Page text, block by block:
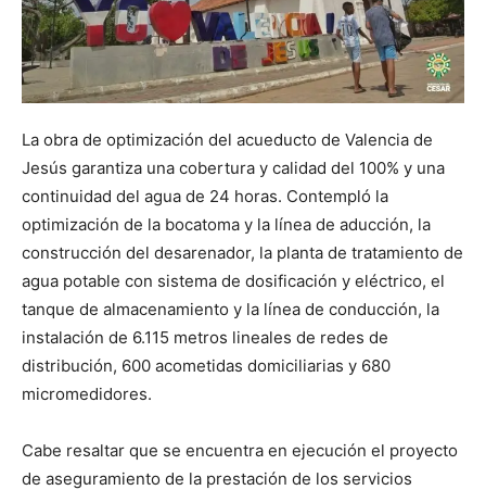
La obra de optimización del acueducto de Valencia de
Jesús garantiza una cobertura y calidad del 100% y una
continuidad del agua de 24 horas. Contempló la
optimización de la bocatoma y la línea de aducción, la
construcción del desarenador, la planta de tratamiento de
agua potable con sistema de dosificación y eléctrico, el
tanque de almacenamiento y la línea de conducción, la
instalación de 6.115 metros lineales de redes de
distribución, 600 acometidas domiciliarias y 680
micromedidores.
Cabe resaltar que se encuentra en ejecución el proyecto
de aseguramiento de la prestación de los servicios